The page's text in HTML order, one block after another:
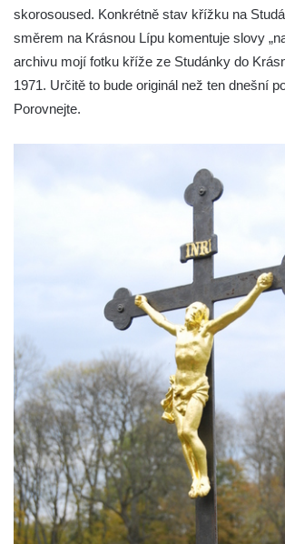
Boží muka na křižovatce ulic Latrán a K
Malší ve Velešíně
Centrální kříž hřbitova ve Velešíně
Kříž u kostela svatého Václava ve Velešíně
Kříž u brány na hřbitov ve Velešíně
Kříž na zahradě domu čp. 127 v Římově
Kříž u lípy Jana Gurreho v Římově
Boží muka u hřbitova v Římově
Centrální kříž hřbitova v Římově
Kříž na návsi v Dolním Třeboníně
Kříž poblíž domu čp. 169 v Plavu
Boží muka v Plavu
Kříž u Obrázku severovýchodně od
Práchně
Kříž na rozcestí u domu čp. 283 v Dolním
Podluží
Görnerův kříž u silnice č. 264 v Dolním
Podluží
skorosoused. Konkrétně stav křížku na
směrem na Krásnou Lípu komentuje slovy
archivu mojí fotku kříže ze Studánky do
1971. Určitě to bude originál než ten dnešní
Porovnejte.